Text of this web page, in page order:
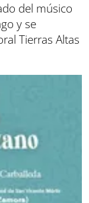
del músico
y se
Tierras Altas